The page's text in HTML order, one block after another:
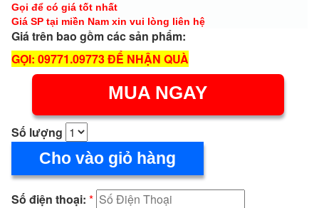
Gọi để có giá tốt nhất
Giá SP tại miền Nam xin vui lòng liên hệ
Giá trên bao gồm các sản phẩm:
GỌI: 09771.09773 ĐỂ NHẬN QUÀ
MUA NGAY
Số lượng
Cho vào giỏ hàng
Số điện thoại: *